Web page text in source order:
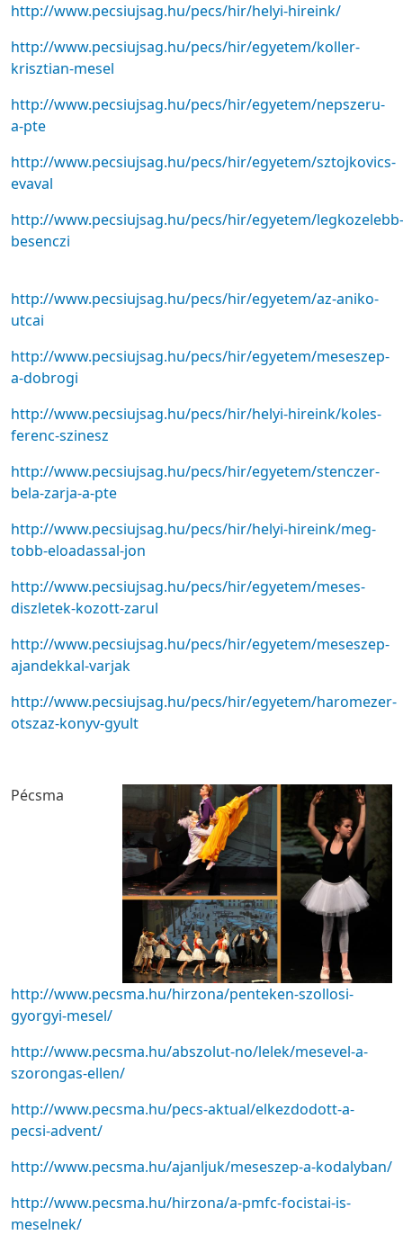
http://www.pecsiujsag.hu/pecs/hir/helyi-hireink/
http://www.pecsiujsag.hu/pecs/hir/egyetem/koller-
krisztian-mesel
http://www.pecsiujsag.hu/pecs/hir/egyetem/nepszeru-
a-pte
http://www.pecsiujsag.hu/pecs/hir/egyetem/sztojkovics-
evaval
http://www.pecsiujsag.hu/pecs/hir/egyetem/legkozelebb-
besenczi
http://www.pecsiujsag.hu/pecs/hir/egyetem/az-aniko-
utcai
http://www.pecsiujsag.hu/pecs/hir/egyetem/meseszep-
a-dobrogi
http://www.pecsiujsag.hu/pecs/hir/helyi-hireink/koles-
ferenc-szinesz
http://www.pecsiujsag.hu/pecs/hir/egyetem/stenczer-
bela-zarja-a-pte
http://www.pecsiujsag.hu/pecs/hir/helyi-hireink/meg-
tobb-eloadassal-jon
http://www.pecsiujsag.hu/pecs/hir/egyetem/meses-
diszletek-kozott-zarul
http://www.pecsiujsag.hu/pecs/hir/egyetem/meseszep-
ajandekkal-varjak
http://www.pecsiujsag.hu/pecs/hir/egyetem/haromezer-
otszaz-konyv-gyult
Pécsma
http://www.pecsma.hu/hirzona/penteken-szollosi-
gyorgyi-mesel/
http://www.pecsma.hu/abszolut-no/lelek/mesevel-a-
szorongas-ellen/
http://www.pecsma.hu/pecs-aktual/elkezdodott-a-
pecsi-advent/
http://www.pecsma.hu/ajanljuk/meseszep-a-kodalyban/
http://www.pecsma.hu/hirzona/a-pmfc-focistai-is-
meselnek/